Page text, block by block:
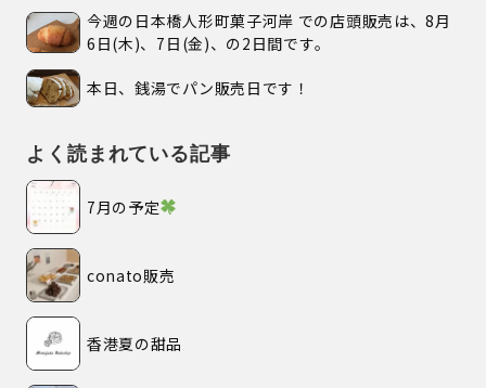
今週の日本橋人形町菓子河岸 での店頭販売は、8月
6日(木)、7日(金)、の2日間です。
本日、銭湯でパン販売日です！
よく読まれている記事
7月の予定
conato販売
香港夏の甜品